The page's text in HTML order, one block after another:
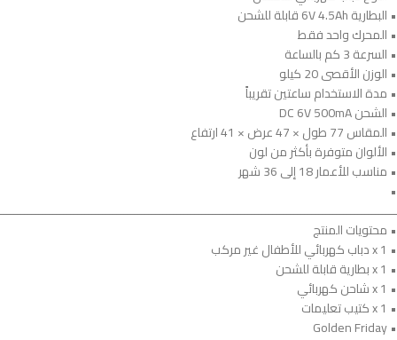
• البطارية 6V 4.5Ah قابلة للشحن
• المحرك واحد فقط
• السرعة 3 كم بالساعة
• الوزن الأقصى 20 كيلو
• مدة الاستخدام ساعتين تقريباً
• الشحن DC 6V 500mA
• المقاس 77 طول × 47 عرض × 41 ارتفاع
• الألوان متوفرة بأكثر من لون
• مناسب للأعمار 18 إلى 36 شهر
•
• محتويات المنتج
• 1 x دباب كهربائي للأطفال غير مركب
• 1 x بطارية قابلة للشحن
• 1 x شاحن كهربائي
• 1 x كتيب تعليمات
• Golden Friday